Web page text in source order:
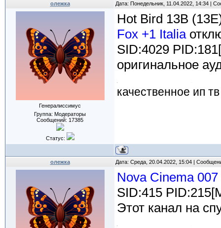
олежка Дата: Понедельник, 11.04.2022, 14:34 |
Генералиссимус
Группа: Модераторы
Сообщений: 17385
Статус:
Hot Bird 13B
Fox +1 Italia
SID:4029
оригинальное
качественное ип
олежка Дата: Среда, 20.04.2022, 15:04 |
Nova Cinema 007
SID:415
Этот канал на